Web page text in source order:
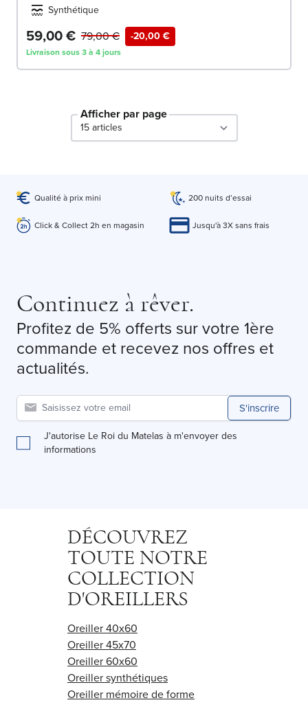
Synthétique
59,00 € -20,00 €
79,00 €
Livraison sous 3 à 4 jours
Afficher par page
Qualité à prix mini 200 nuits d’essai
Click & Collect 2h en magasin Jusqu'à 3X sans frais
Continuez à rêver.
Profitez de 5% offerts sur votre 1ère
commande et recevez nos offres et
actualités.
S'inscrire
J'autorise Le Roi du Matelas à m'envoyer des
informations
DÉCOUVREZ
TOUTE NOTRE
COLLECTION
D'OREILLERS
Oreiller 40x60
Oreiller 45x70
Oreiller 60x60
Oreiller synthétiques
Oreiller mémoire de forme